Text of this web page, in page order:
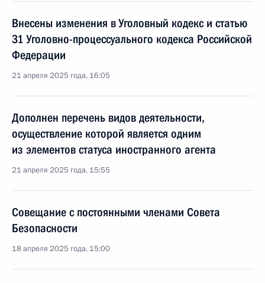
Внесены изменения в Уголовный кодекс и статью
31 Уголовно-процессуального кодекса Российской
Федерации
21 апреля 2025 года, 16:05
Дополнен перечень видов деятельности,
осуществление которой является одним
из элементов статуса иностранного агента
21 апреля 2025 года, 15:55
Совещание с постоянными членами Совета
Безопасности
18 апреля 2025 года, 15:00